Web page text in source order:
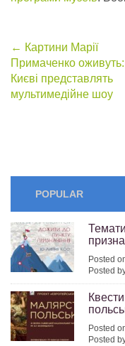
Post
navigation
← Картини Марії
Примаченко
Києві представлять
мультимедійне шоу
POPULAR
Posted
Posted
Posted
Posted